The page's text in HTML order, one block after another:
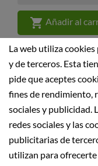
 Añadir al
INFORMACIÓN DE
La web utiliza
y de terceros. Esta
pide que aceptes
fines de rendimiento,
sociales y publicidad.
redes sociales y las
publicitarias de
utilizan para ofrecerte